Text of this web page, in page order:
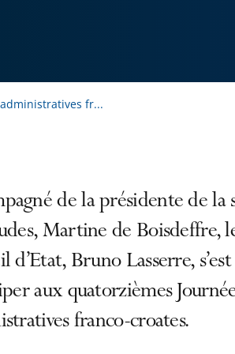
fr...
de la présidente de
Martine de Boisdeffre,
d’Etat, Bruno Lasserre,
aux quatorzièmes
franco-croates.